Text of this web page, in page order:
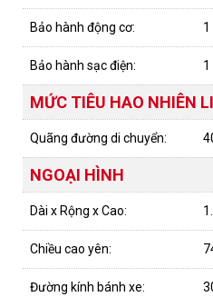
Bảo hành động cơ: 1
Bảo hành sạc điện: 1
MỨC TIÊU HAO NHIÊN
Quãng đường di chuyển:
NGOẠI HÌNH
Dài x Rộng x Cao:
Chiều cao yên:
Đường kính bánh xe: